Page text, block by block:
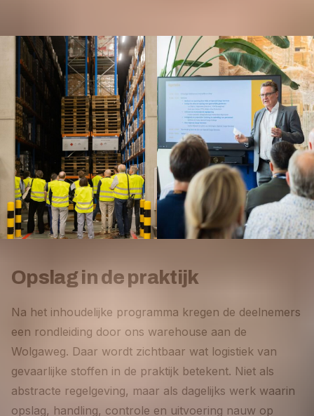
Opslag in de praktijk
Na het inhoudelijke programma kregen de deelnemers
een rondleiding door ons warehouse aan de
Wolgaweg. Daar wordt zichtbaar wat logistiek van
gevaarlijke stoffen in de praktijk betekent. Niet als
abstracte regelgeving, maar als dagelijks werk waarin
opslag, handling, controle en uitvoering nauw op